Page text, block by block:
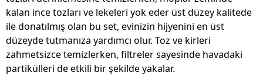
kalan ince tozları ve lekeleri yok eder üst düzey kalitede
ile donatılmış olan bu set, evinizin hijyenini en üst
düzeyde tutmanıza yardımcı olur. Toz ve kirleri
zahmetsizce temizlerken, filtreler sayesinde havadaki
partikülleri de etkili bir şekilde yakalar.